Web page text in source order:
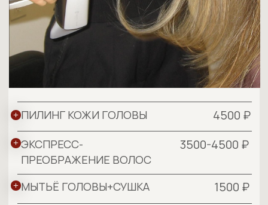
УХОД DAVINES
NATURALTECH TAILORING
3500-4500 ₽